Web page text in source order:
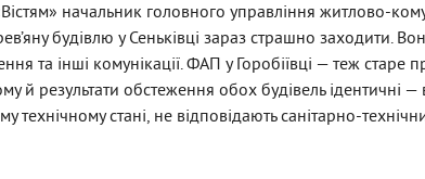
начальник головного управління житлово-
будівлю у Сеньківці зараз страшно заходити.
та інші комунікації. ФАП у Горобіївці — теж
й результати обстеження обох будівель ідентичні
технічному стані, не відповідають санітарно-